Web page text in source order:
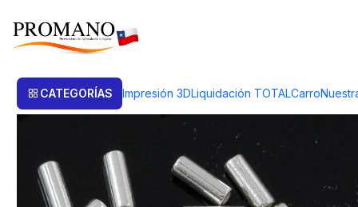
CATEGORÍAS Impresión 3DLiquidación TOTALCarro